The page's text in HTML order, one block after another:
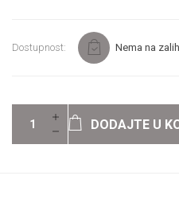
Dostupnost: Nema na
DODAJTE U